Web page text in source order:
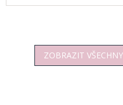
ZOBRAZIT